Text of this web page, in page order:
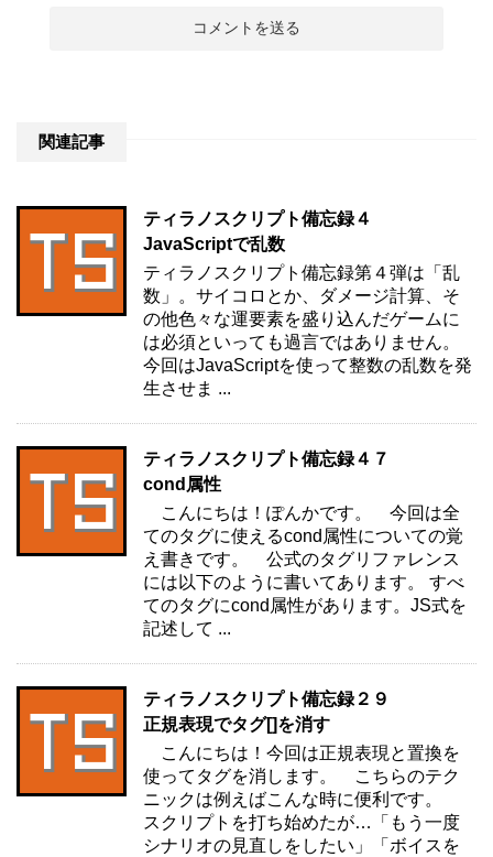
関連記事
ティラノスクリプト備忘録４
JavaScriptで乱数
ティラノスクリプト備忘録第４弾は「乱
数」。サイコロとか、ダメージ計算、そ
の他色々な運要素を盛り込んだゲームに
は必須といっても過言ではありません。
今回はJavaScriptを使って整数の乱数を発
生させま ...
ティラノスクリプト備忘録４７
cond属性
こんにちは！ぽんかです。 今回は全
てのタグに使えるcond属性についての覚
え書きです。 公式のタグリファレンス
には以下のように書いてあります。 すべ
てのタグにcond属性があります。JS式を
記述して ...
ティラノスクリプト備忘録２９
正規表現でタグ[]を消す
こんにちは！今回は正規表現と置換を
使ってタグを消します。 こちらのテク
ニックは例えばこんな時に便利です。
スクリプトを打ち始めたが…「もう一度
シナリオの見直しをしたい」「ボイスを